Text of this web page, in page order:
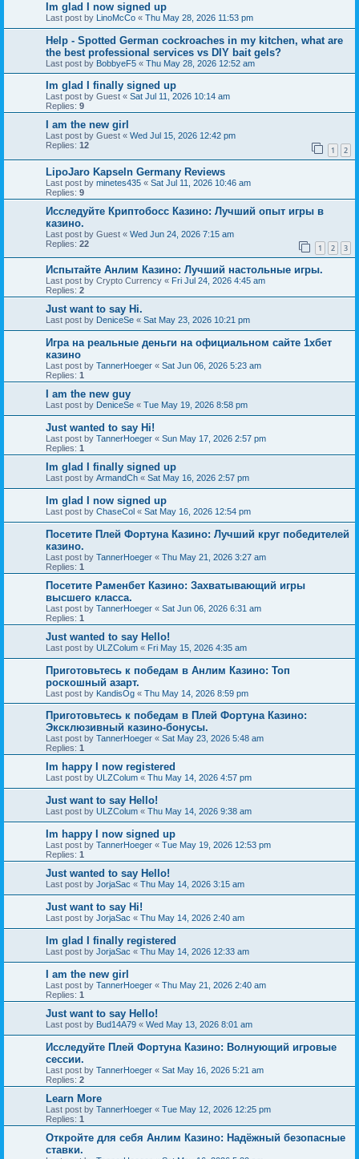
Im glad I now signed up
Last post by LinoMcCo « Thu May 28, 2026 11:53 pm
Help - Spotted German cockroaches in my kitchen, what are
the best professional services vs DIY bait gels?
Last post by BobbyeF5 « Thu May 28, 2026 12:52 am
Im glad I finally signed up
Last post by Guest « Sat Jul 11, 2026 10:14 am
Replies: 9
I am the new girl
Last post by Guest « Wed Jul 15, 2026 12:42 pm
Replies: 12 1 2
LipoJaro Kapseln Germany Reviews
Last post by minetes435 « Sat Jul 11, 2026 10:46 am
Replies: 9
Исследуйте Криптобосс Казино: Лучший опыт игры в
казино.
Last post by Guest « Wed Jun 24, 2026 7:15 am
Replies: 22 1 2 3
Испытайте Анлим Казино: Лучший настольные игры.
Last post by Crypto Currency « Fri Jul 24, 2026 4:45 am
Replies: 2
Just want to say Hi.
Last post by DeniceSe « Sat May 23, 2026 10:21 pm
Игра на реальные деньги на официальном сайте 1хбет
казино
Last post by TannerHoeger « Sat Jun 06, 2026 5:23 am
Replies: 1
I am the new guy
Last post by DeniceSe « Tue May 19, 2026 8:58 pm
Just wanted to say Hi!
Last post by TannerHoeger « Sun May 17, 2026 2:57 pm
Replies: 1
Im glad I finally signed up
Last post by ArmandCh « Sat May 16, 2026 2:57 pm
Im glad I now signed up
Last post by ChaseCol « Sat May 16, 2026 12:54 pm
Посетите Плей Фортуна Казино: Лучший круг победителей
казино.
Last post by TannerHoeger « Thu May 21, 2026 3:27 am
Replies: 1
Посетите Раменбет Казино: Захватывающий игры
высшего класса.
Last post by TannerHoeger « Sat Jun 06, 2026 6:31 am
Replies: 1
Just wanted to say Hello!
Last post by ULZColum « Fri May 15, 2026 4:35 am
Приготовьтесь к победам в Анлим Казино: Топ
роскошный азарт.
Last post by KandisOg « Thu May 14, 2026 8:59 pm
Приготовьтесь к победам в Плей Фортуна Казино:
Эксклюзивный казино-бонусы.
Last post by TannerHoeger « Sat May 23, 2026 5:48 am
Replies: 1
Im happy I now registered
Last post by ULZColum « Thu May 14, 2026 4:57 pm
Just want to say Hello!
Last post by ULZColum « Thu May 14, 2026 9:38 am
Im happy I now signed up
Last post by TannerHoeger « Tue May 19, 2026 12:53 pm
Replies: 1
Just wanted to say Hello!
Last post by JorjaSac « Thu May 14, 2026 3:15 am
Just want to say Hi!
Last post by JorjaSac « Thu May 14, 2026 2:40 am
Im glad I finally registered
Last post by JorjaSac « Thu May 14, 2026 12:33 am
I am the new girl
Last post by TannerHoeger « Thu May 21, 2026 2:40 am
Replies: 1
Just want to say Hello!
Last post by Bud14A79 « Wed May 13, 2026 8:01 am
Исследуйте Плей Фортуна Казино: Волнующий игровые
сессии.
Last post by TannerHoeger « Sat May 16, 2026 5:21 am
Replies: 2
Learn More
Last post by TannerHoeger « Tue May 12, 2026 12:25 pm
Replies: 1
Откройте для себя Анлим Казино: Надёжный безопасные
ставки.